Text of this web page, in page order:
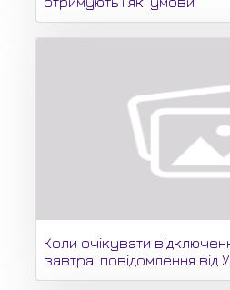
Коли очікувати
завтра: повідомлення від